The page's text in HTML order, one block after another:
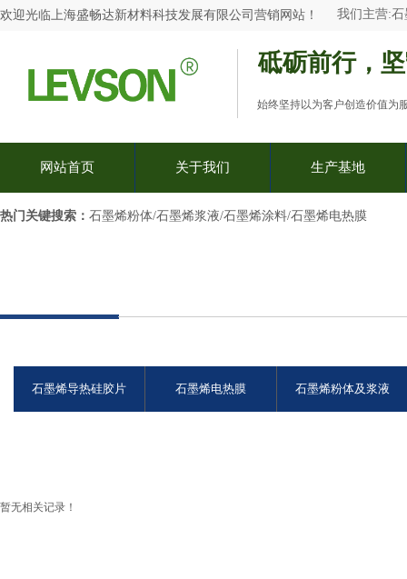
欢迎光临上海盛畅达新材料科技发展有限公司 营销网站 ！ 我们主营:石
砥砺前行，
始终坚持以为客户创造价值为
网站首页 关于我们 生产基地
热门关键搜索：​ 石墨烯粉体/石墨烯浆液/石墨烯涂料/石墨烯电热膜
石墨烯导热硅胶片 石墨烯电热膜 石墨烯粉体及浆液
暂无相关记录！